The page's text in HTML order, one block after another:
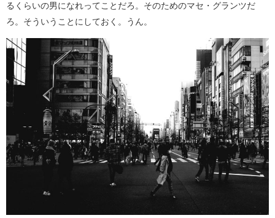
るくらいの男になれってことだろ。そのためのマセ・グランツだ
ろ。そういうことにしておく。うん。